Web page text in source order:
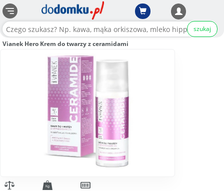
szukaj
Vianek Hero Krem do twarzy z ceramidami